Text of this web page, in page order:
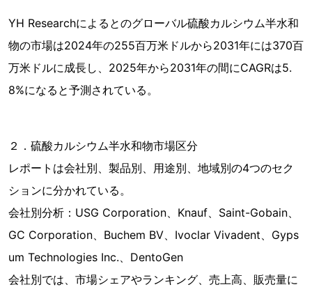
YH Researchによるとのグローバル硫酸カルシウム半水和
物の市場は2024年の255百万米ドルから2031年には370百
万米ドルに成長し、2025年から2031年の間にCAGRは5.
8%になると予測されている。
２．硫酸カルシウム半水和物市場区分
レポートは会社別、製品別、用途別、地域別の4つのセク
ションに分かれている。
会社別分析：USG Corporation、Knauf、Saint-Gobain、
GC Corporation、Buchem BV、Ivoclar Vivadent、Gyps
um Technologies Inc.、DentoGen
会社別では、市場シェアやランキング、売上高、販売量に